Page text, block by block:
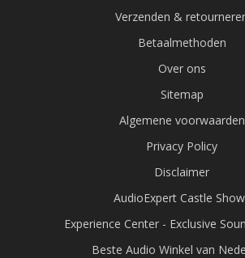
Verzenden &
Betaalmethoden
Over ons
Sitemap
Algemene voorwaarden
Privacy Policy
Disclaimer
AudioExpert Castle
Experience Center - Exclusive
Beste Audio Winkel van